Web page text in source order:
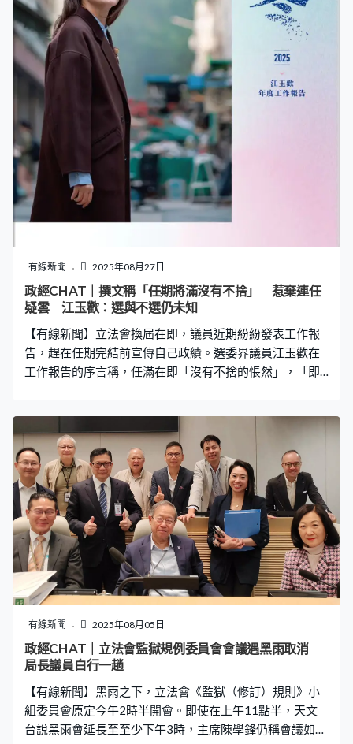
為何產生誤會，所以出來解釋。徐英偉就說自己當時不在
場，難以評論其他事情，今日聽到大主席的發言，認為大
家合作無間；至於有否發律師信，徐說大家認識多年，有
很多溝通方式。那是否一場誤會? 徐說「答你唔到」，梁君
彥就說「大家同見記者，即係無事啦」。被問到有否外遇
或婚外情，徐英偉斷言「一定無」。
有線新聞 2025年08月27日
政經CHAT｜撰文稱「任期將滿沒有不捨」 惹棄連任
疑雲 江玉歡：選與不選仍未知
【有線新聞】立法會換屆在即，議員近期紛紛發表工作報
告，趕在任期完結前宣傳自己政績。選委界議員江玉歡在
工作報告的序言稱，任滿在即「沒有不捨的悵然」，「即
中，江玉歡指自己未曾辜負「議員」二字的份量，指未來
「即便不再以『立法會議員』的身份服務」，仍會換一種
方式，可能更頻繁走入社區，或繼續關注民生議題。 究竟
是否暗示放棄競逐連任? 記者向江玉歡查詢，她回覆指「選
還是不選還是未知之數」，強調自己任內工作並非為連任
所做，序言所寫的都是任末的感受。 政圈一直盛傳來屆立
法會要「大換血」三分一人，除了部分表現平平的議員之
外，有傳某些言論出位的議員，都未必留得低。不過傳聞
歸傳聞，立法會選舉提名期10月24日開始，究竟誰人去馬
誰落馬，屆時便一清二楚。
有線新聞 2025年08月05日
政經CHAT｜立法會監獄規例委員會會議遇黑雨取消
局長議員白行一趟
【有線新聞】黑雨之下，立法會《監獄（修訂）規則》小
組委員會原定今午2時半開會。即使在上午11點半，天文
台說黑雨會延長至至少下午3時，主席陳學鋒仍稱會議如